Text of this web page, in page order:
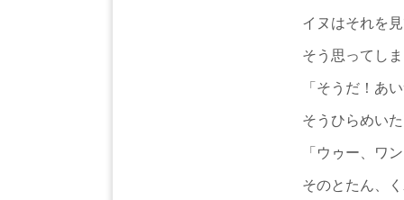
イヌはそれを
そう思ってし
「そうだ！あ
そうひらめい
「ウゥー、ワ
そのとたん、